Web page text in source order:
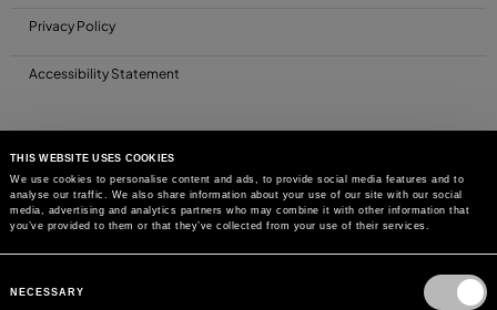
THIS WEBSITE USES COOKIES
We use cookies to personalise content and ads, to provide social media features and to
analyse our traffic. We also share information about your use of our site with our social
media, advertising and analytics partners who may combine it with other information that
you’ve provided to them or that they’ve collected from your use of their services.
Selection
NECESSARY
Privacy Policy
Accessibility Statement